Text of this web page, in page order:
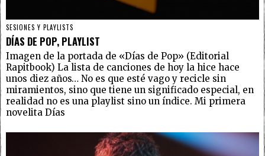
SESIONES Y PLAYLISTS
DÍAS DE POP, PLAYLIST
Imagen de la portada de «Días de Pop» (Editorial
Rapitbook) La lista de canciones de hoy la hice hace
unos diez años… No es que esté vago y recicle sin
miramientos, sino que tiene un significado especial, en
realidad no es una playlist sino un índice. Mi primera
novelita Días